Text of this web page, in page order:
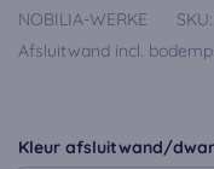
NOBILIA-WERKE SKU:
Afsluitwand incl.
Kleur afsluitwand/